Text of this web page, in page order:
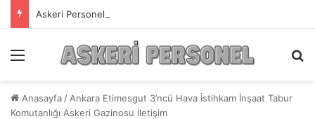
Askeri Personelin Güncel Haber ve Bilgi Sitesi.
Anasayfa / Ankara Etimesgut 3’ncü Hava İstihkam İnşaat Tabur
Komutanlığı Askeri Gazinosu İletişim